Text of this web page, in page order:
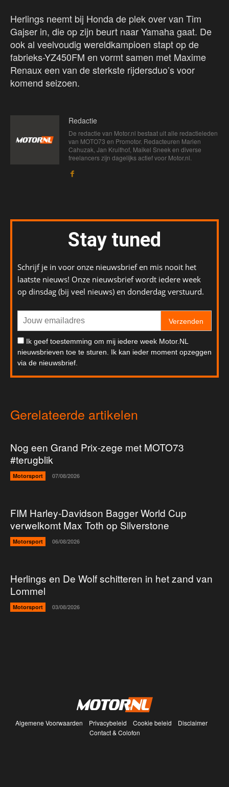
Herlings neemt bij Honda de plek over van Tim
Gajser in, die op zijn beurt naar Yamaha gaat. De
ook al veelvoudig wereldkampioen stapt op de
fabrieks-YZ450FM en vormt samen met Maxime
Renaux een van de sterkste rijdersduo’s voor
komend seizoen.
Redactie
De redactie van Motor.nl bestaat uit alle redactieleden
van MOTO73 en Promotor. Redacteuren Marien
Cahuzak, Jan Kruithof, Maikel Sneek en diverse
freelancers zijn dagelijks actief voor Motor.nl.
Stay tuned
Schrijf je in voor onze nieuwsbrief en mis nooit het
laatste nieuws! Onze nieuwsbrief wordt iedere week
op dinsdag (bij veel nieuws) en donderdag verstuurd.
Verzenden
Ik geef toestemming om mij iedere week Motor.NL
nieuwsbrieven toe te sturen. Ik kan ieder moment opzeggen
via de nieuwsbrief.
Gerelateerde artikelen
Nog een Grand Prix-zege met MOTO73
#terugblik
Motorsport 07/08/2026
FIM Harley-Davidson Bagger World Cup
verwelkomt Max Toth op Silverstone
Motorsport 06/08/2026
Herlings en De Wolf schitteren in het zand van
Lommel
Motorsport 03/08/2026
Algemene Voorwaarden Privacybeleid Cookie beleid
Disclaimer
Contact & Colofon